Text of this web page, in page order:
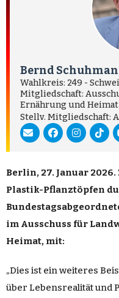
Bernd
Wahlkreis: 249 -
Mitgliedschaft:
Ernährung und Heimat
Stellv. Mitgliedschaft:
Berlin, 27. Januar
Plastik-Pflanztöpfen
im Ausschuss für
Heimat, mit:
„Dies ist ein weiteres
über Lebensrealität und